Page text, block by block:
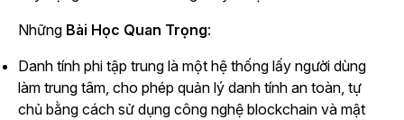
Những Bài Học Quan Trọng:
Danh tính phi tập trung là một hệ thống lấy người dùng
làm trung tâm, cho phép quản lý danh tính an toàn, tự
chủ bằng cách sử dụng công nghệ blockchain và mật